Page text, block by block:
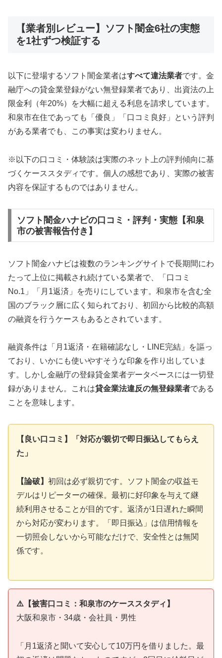
【業者別レビュー】ソフト闇金6社の実態
を1社ずつ検証する
以下に登場するソフト闇金業者はすべて違法業者です。金
融庁への貸金業登録がない無登録業者であり、出資法の上
限金利（年20%）を大幅に超える利息を請求しています。
和泉市在住であっても「優良」「口コミ良好」という評判
がある業者でも、この事実は変わりません。
※以下の口コミ・体験談は実際のネット上の評判傾向に基
づくケーススタディです。個人の感想であり、実際の被害
内容を保証するものではありません。
ソフト闇金ハナビの口コミ・評判・実態【和泉
市の被害報告付き】
ソフト闇金ハナビは複数のランキングサイトで長期間にわ
たって上位に掲載され続けている業者で、「口コミ
No.1」「月1返済」を売りにしています。和泉市を含む全
国のブラック層に広く知られており、初回から比較的高額
の融資を行うケースもあるとされています。
融資条件は「月1返済・在籍確認なし・LINE完結」を謳っ
ており、いかにも使いやすそうな印象を作り出していま
す。しかし金融庁の登録貸金業者データベースには一切登
録がありません。これは貸金業法違反の無登録業者である
ことを意味します。
【良い口コミ】「対応が親切で即日振込してもらえ
た」
【論破】 初回は必ず親切です。ソフト闇金の収益モ
デルはリピーターの確保。最初に好印象を与えて継
続利用させることが目的です。返済が1日遅れた瞬間
から対応が変わります。「即日振込」は信用情報を
一切照会しないから可能なだけで、安全性とは無関
係です。
⚠️【被害口コミ：和泉市のケーススタディ】
大阪和泉市・34歳・会社員・男性
「月1返済と聞いて安心して10万円を借りました。最